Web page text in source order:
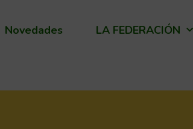
Novedades LA FEDERACIÓN